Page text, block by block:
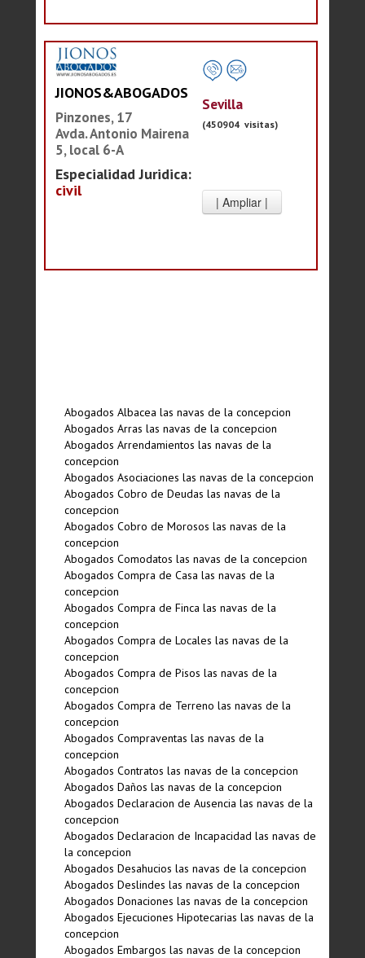
JIONOS&ABOGADOS
Pinzones, 17
Avda. Antonio Mairena
5, local 6-A
Especialidad Juridica:
civil
Sevilla
(450904 visitas)
Abogados Albacea las navas de la concepcion
Abogados Arras las navas de la concepcion
Abogados Arrendamientos las navas de la
concepcion
Abogados Asociaciones las navas de la concepcion
Abogados Cobro de Deudas las navas de la
concepcion
Abogados Cobro de Morosos las navas de la
concepcion
Abogados Comodatos las navas de la concepcion
Abogados Compra de Casa las navas de la
concepcion
Abogados Compra de Finca las navas de la
concepcion
Abogados Compra de Locales las navas de la
concepcion
Abogados Compra de Pisos las navas de la
concepcion
Abogados Compra de Terreno las navas de la
concepcion
Abogados Compraventas las navas de la
concepcion
Abogados Contratos las navas de la concepcion
Abogados Daños las navas de la concepcion
Abogados Declaracion de Ausencia las navas de la
concepcion
Abogados Declaracion de Incapacidad las navas de
la concepcion
Abogados Desahucios las navas de la concepcion
Abogados Deslindes las navas de la concepcion
Abogados Donaciones las navas de la concepcion
Abogados Ejecuciones Hipotecarias las navas de la
concepcion
Abogados Embargos las navas de la concepcion